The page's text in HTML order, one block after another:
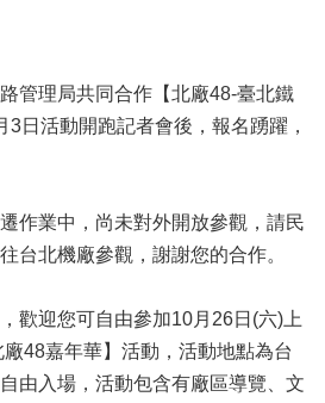
管理局共同合作【北廠48-臺北鐵
日活動開跑記者會後，報名踴躍，
作業中，尚未對外開放參觀，請民
台北機廠參觀，謝謝您的合作。
歡迎您可自由參加10月26日(六)上
48嘉年華】活動，活動地點為台
由入場，活動包含有廠區導覽、文